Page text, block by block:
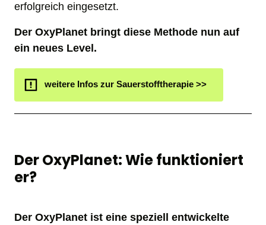
erfolgreich eingesetzt.
Der OxyPlanet bringt diese Methode nun auf
ein neues Level.
weitere Infos zur Sauerstofftherapie >>
Der OxyPlanet: Wie funktioniert
er?
Der OxyPlanet ist eine speziell entwickelte